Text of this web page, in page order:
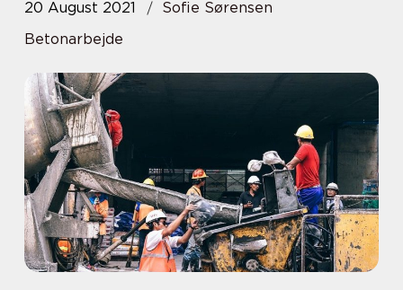
20 August 2021
Sofie Sørensen
Betonarbejde